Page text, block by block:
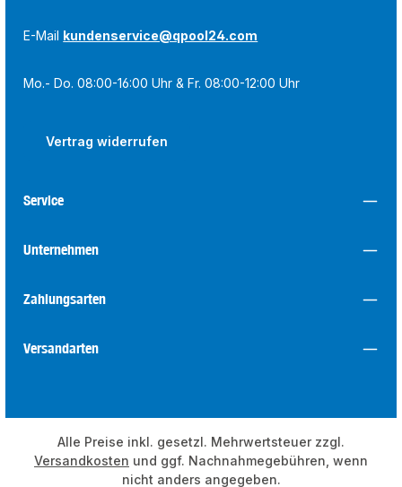
E-Mail kundenservice@qpool24.com
Mo.- Do. 08:00-16:00 Uhr & Fr. 08:00-12:00 Uhr
Vertrag widerrufen
Service
Unternehmen
Zahlungsarten
Versandarten
Alle Preise inkl. gesetzl. Mehrwertsteuer zzgl.
Versandkosten und ggf. Nachnahmegebühren, wenn
nicht anders angegeben.